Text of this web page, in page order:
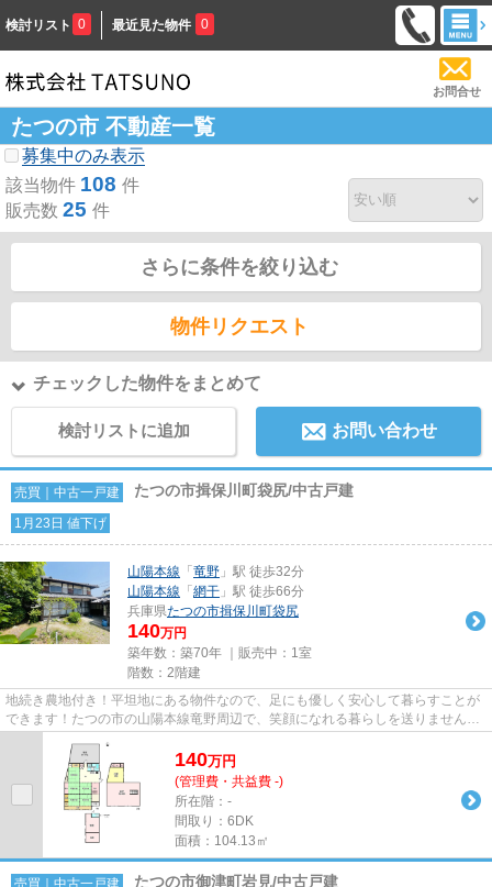
検討リスト 0 最近見た物件 0
お問合せ
たつの市 不動産一覧
募集中のみ表示
該当物件 108 件
販売数 25 件
さらに条件を絞り込む
物件リクエスト
チェックした物件をまとめて
検討リストに追加 お問い合わせ
売買｜中古一戸建 たつの市揖保川町袋尻/中古戸建
1月23日 値下げ
山陽本線 「 竜野 」駅 徒歩32分
山陽本線 「 網干 」駅 徒歩66分
兵庫県たつの市揖保川町袋尻
140万円
築年数：築70年 ｜販売中： 1室
階数：2階建
地続き農地付き！平坦地にある物件なので、足にも優しく安心して暮らすことが
できます！たつの市の山陽本線竜野周辺で、笑顔になれる暮らしを送りません
140万円
(管理費・共益費 -)
所在階：-
間取り：6DK
面積：104.13㎡
売買｜中古一戸建 たつの市御津町岩見/中古戸建